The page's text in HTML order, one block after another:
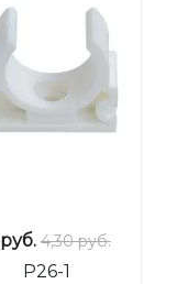
руб. 4,30 руб.
P26-1